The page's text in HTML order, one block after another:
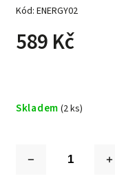
Kód: ENERGY02
589 Kč
Skladem (2 ks)